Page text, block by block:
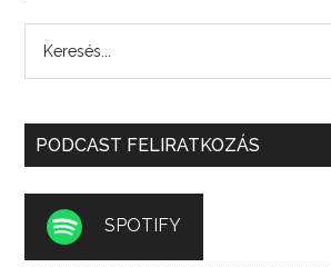
PODCAST FELIRATKOZÁS
SPOTIFY